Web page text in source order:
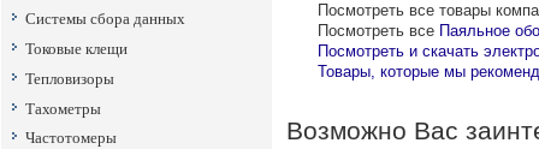
Системы сбора данных
Токовые клещи
Тепловизоры
Тахометры
Частотомеры
Посмотреть все товары
Посмотреть все Паяльное
Посмотреть и скачать
Товары, которые мы
Возможно Вас